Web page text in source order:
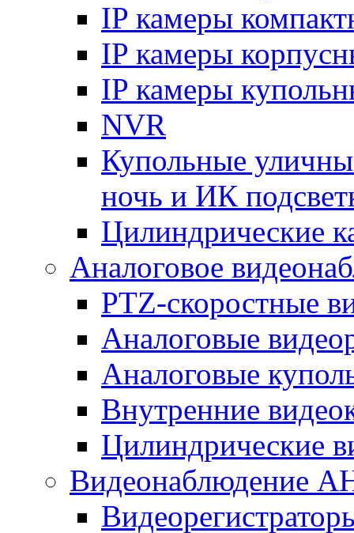
IP камеры
IP камеры
IP камеры
NVR
Купольные
ночь и ИК
Цилиндрические
Аналоговое
PTZ-скоростные
Аналоговые
Аналоговые
Внутренние
Цилиндрические
Видеонаблюдение